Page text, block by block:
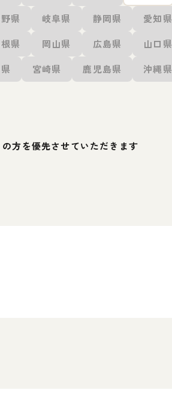
県 岐阜県 静岡県 愛知県
県 岡山県 広島県 山口県
宮崎県 鹿児島県 沖縄県
方を優先させていただきます